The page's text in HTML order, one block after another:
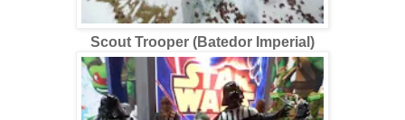
Scout Trooper (Batedor Imperial)